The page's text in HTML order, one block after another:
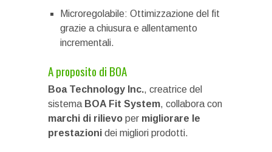
Microregolabile: Ottimizzazione del fit
grazie a chiusura e allentamento
incrementali.
A proposito di BOA
Boa Technology Inc., creatrice del
sistema BOA Fit System, collabora con
marchi di rilievo per migliorare le
prestazioni dei migliori prodotti.